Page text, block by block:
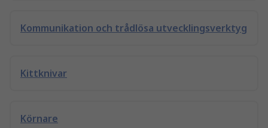
Kommunikation och trådlösa utvecklingsverktyg
Kittknivar
Körnare